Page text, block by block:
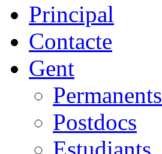
Principal
Contacte
Gent
Permanents
Postdocs
Estudiants